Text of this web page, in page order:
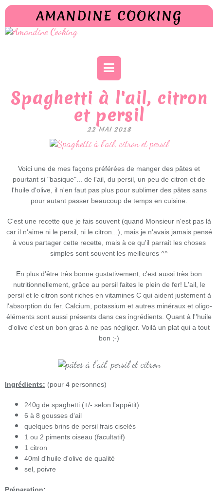
AMANDINE COOKING
Spaghetti à l'ail, citron
et persil
22 MAI 2018
Voici une de mes façons préférées de manger des pâtes et
pourtant si "basique"... de l'ail, du persil, un peu de citron et de
l'huile d'olive, il n'en faut pas plus pour sublimer des pâtes sans
pour autant passer beaucoup de temps en cuisine.
C'est une recette que je fais souvent (quand Monsieur n'est pas là
car il n'aime ni le persil, ni le citron...), mais je n'avais jamais pensé
à vous partager cette recette, mais à ce qu'il parrait les choses
simples sont souvent les meilleures ^^
En plus d'être très bonne gustativement, c'est aussi très bon
nutritionnellement, grâce au persil faites le plein de fer! L'ail, le
persil et le citron sont riches en vitamines C qui aident justement à
l'absorption du fer. Calcium, potassium et autres minéraux et oligo-
éléments sont aussi présents dans ces ingrédients. Quant à l''huile
d'olive c'est un bon gras à ne pas négliger. Voilà un plat qui a tout
bon ;-)
Ingrédients: (pour 4 personnes)
240g de spaghetti (+/- selon l'appétit)
6 à 8 gousses d'ail
quelques brins de persil frais ciselés
1 ou 2 piments oiseau (facultatif)
1 citron
40ml d'huile d'olive de qualité
sel, poivre
Préparation: